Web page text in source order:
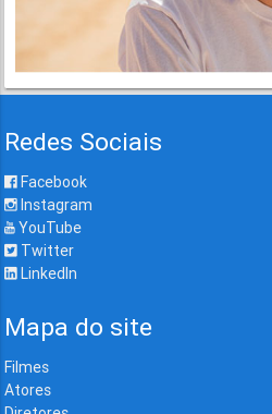
Redes Sociais
Facebook
Instagram
YouTube
Twitter
LinkedIn
Mapa do site
Filmes
Atores